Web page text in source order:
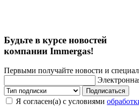
Будьте в курсе новостей
компании Immergas!
Первыми получайте новости и
Подписаться
Я согласен(а) с условиями